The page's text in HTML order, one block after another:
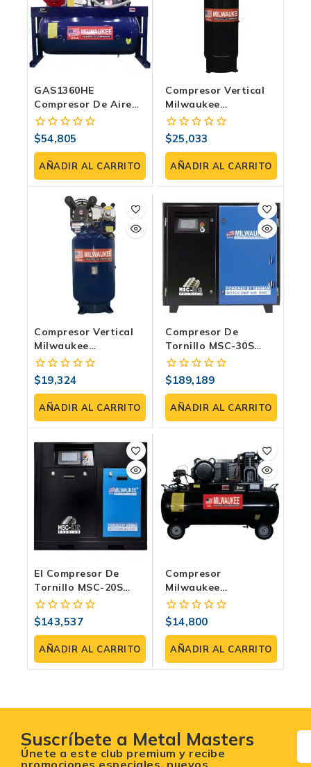
GAS1360HE
Compresor De Aire
De Gasolina
Milwaukee: El Poder
Absoluto En Campo
0
fuera
de
5
$54,805
AÑADIR AL CARRITO
Compresor Vertical
Milwaukee
COMJC30VB | 235
LITROS 3 HP, 120 PSI
0
fuera
de
5
$25,033
AÑADIR AL CARRITO
Compresor Vertical
Milwaukee
COMPE20150V | 2 HP,
150 Litros, 120 PSI
0
fuera
de
5
$19,324
AÑADIR AL CARRITO
Compresor De
Tornillo MSC-30S
Milwaukee: Ideal
Para Revolucionar Tu
Producción
0
fuera
de
5
$189,189
AÑADIR AL CARRITO
El Compresor De
Tornillo MSC-20S
Milwaukee Ideal Para
Potenciar Tu Negocio
0
fuera
de
5
$143,537
AÑADIR AL CARRITO
Compresor
Milwaukee
COMJC20H108B |
Horizontal 2 HP, 108
Litros, 120 PSI
0
fuera
de
5
$14,800
AÑADIR AL CARRITO
Suscríbete a Metal Masters
Únete a este club premium y recibe
promociones especiales, nuevos